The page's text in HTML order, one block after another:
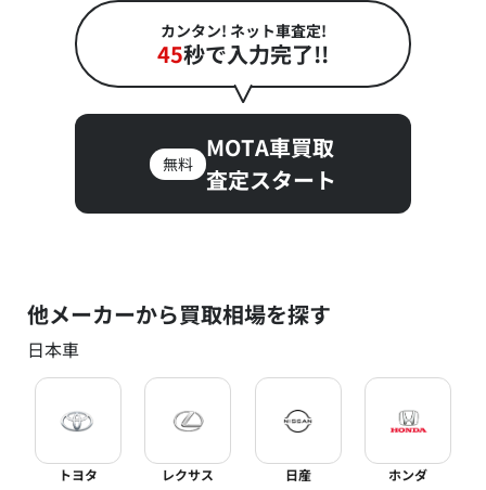
カンタン! ネット車査定!
45秒で入力完了!!
無料
MOTA車買取
査定スタート
他メーカーから買取相場を探す
日本車
トヨタ レクサス 日産 ホンダ